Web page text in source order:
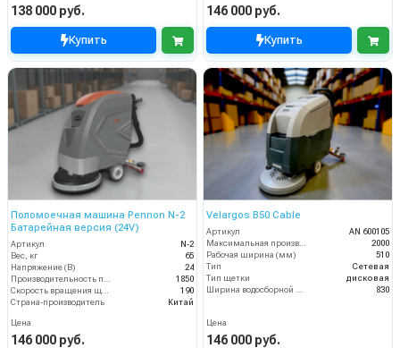
138 000 руб.
Купить
146 000 руб.
Купить
Поломоечная машина Pennon N-2
Батарейная версия (24V)
Артикул
N-2
Вес, кг
65
Напряжение (В)
24
1850
190
Страна-производитель
Китай
Цена
146 000 руб.
Velargos B50 Cable
Артикул
AN 600105
2000
Рабочая ширина (мм)
510
Тип
Сетевая
Тип щетки
дисковая
830
Цена
146 000 руб.